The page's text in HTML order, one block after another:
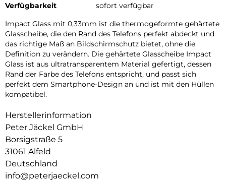
Verfügbarkeit
sofort verfügbar
Impact Glass mit 0,33mm ist die thermogeformte gehärtete
Glasscheibe, die den Rand des Telefons perfekt abdeckt und
das richtige Maß an Bildschirmschutz bietet, ohne die
Definition zu verändern. Die gehärtete Glasscheibe Impact
Glass ist aus ultratransparentem Material gefertigt, dessen
Rand der Farbe des Telefons entspricht, und passt sich
perfekt dem Smartphone-Design an und ist mit den Hüllen
kompatibel.
Herstellerinformation
Peter Jäckel GmbH
Borsigstraße 5
31061 Alfeld
Deutschland
info@peterjaeckel.com